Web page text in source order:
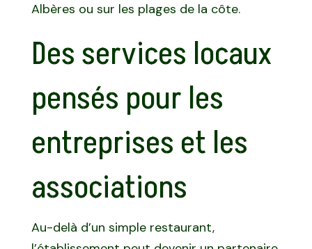
Albères ou sur les plages de la côte.
Des services locaux
pensés pour les
entreprises et les
associations
Au-delà d’un simple restaurant,